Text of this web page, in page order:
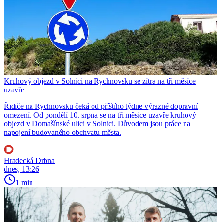
Kruhový objezd v Solnici na Rychnovsku se zítra na tři měsíce
uzavře
Řidiče na Rychnovsku čeká od příštího týdne výrazné dopravní
omezení. Od pondělí 10. srpna se na tři měsíce uzavře kruhový
objezd v Domašínské ulici v Solnici. Důvodem jsou práce na
napojení budovaného obchvatu města.
Hradecká Drbna
dnes, 13:26
1 min